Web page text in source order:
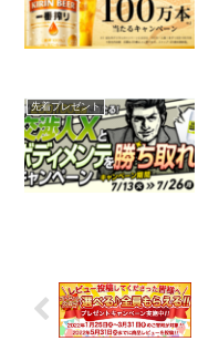
先着プレゼント